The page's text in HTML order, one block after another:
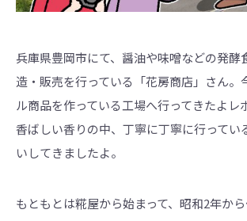
兵庫県豊岡市にて、醤油や味噌などの発酵
造・販売を行っている「花房商店」さん。
ル商品を作っている工場へ行ってきたよレ
香ばしい香りの中、丁寧に丁寧に行ってい
いしてきましたよ。
もともとは糀屋から始まって、昭和2年か